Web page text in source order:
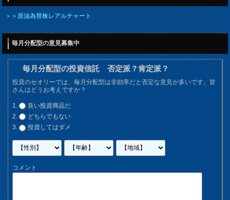
＞＞原油為替株レアルチャート
毎月分配型の意見募集中
毎月分配型の投資信託 否定派？肯定派？
投資のセオリーでは、毎月分配型は非効率だと否定な意見が多いです。皆
さんはどうお考えですか？
良い投資商品だ
どちらでもない
投資してはダメ
コメント